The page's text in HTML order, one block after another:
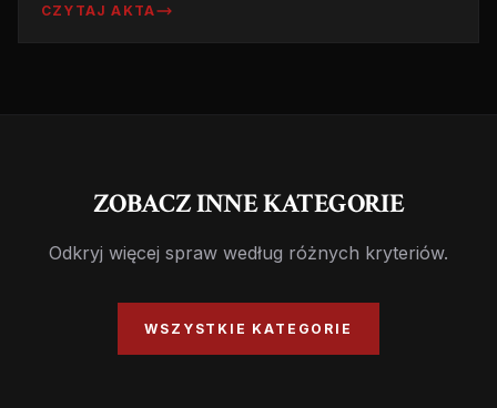
CZYTAJ AKTA
ZOBACZ INNE KATEGORIE
Odkryj więcej spraw według różnych kryteriów.
WSZYSTKIE KATEGORIE